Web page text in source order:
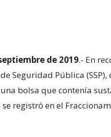
de 2019.- En
Seguridad Pública
bolsa que contenía
registró en el